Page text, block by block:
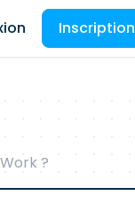
Inscription
?